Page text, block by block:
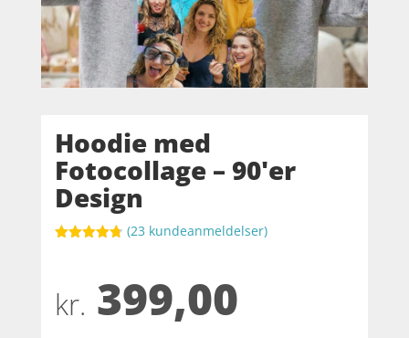
Hoodie med
Fotocollage – 90'er
Design
baseret på
kundebedø
mmelser
(23 kundeanmeldelser)
kr. 399,00